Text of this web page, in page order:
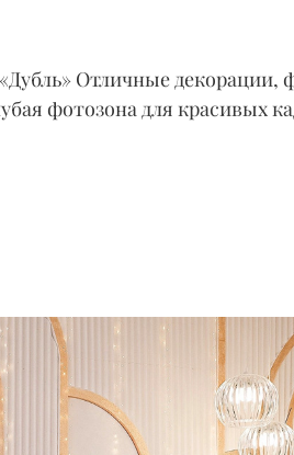
Отличные декорации,
фотозона для красивых